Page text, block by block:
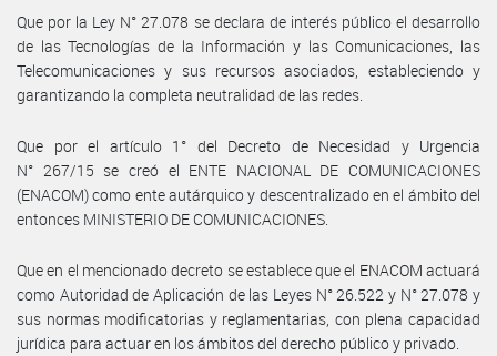
Que por la Ley N° 27.078 se declara de interés público el desarrollo
de las Tecnologías de la Información y las Comunicaciones, las
Telecomunicaciones y sus recursos asociados, estableciendo y
garantizando la completa neutralidad de las redes.
Que por el artículo 1° del Decreto de Necesidad y Urgencia
N° 267/15 se creó el ENTE NACIONAL DE COMUNICACIONES
(ENACOM) como ente autárquico y descentralizado en el ámbito del
entonces MINISTERIO DE COMUNICACIONES.
Que en el mencionado decreto se establece que el ENACOM actuará
como Autoridad de Aplicación de las Leyes N° 26.522 y N° 27.078 y
sus normas modificatorias y reglamentarias, con plena capacidad
jurídica para actuar en los ámbitos del derecho público y privado.